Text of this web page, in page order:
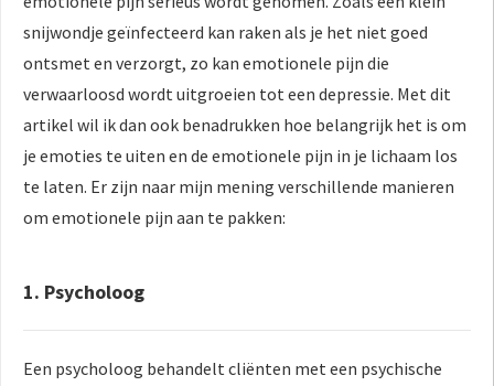
snijwondje geïnfecteerd kan raken als je het niet goed
ontsmet en verzorgt, zo kan emotionele pijn die
verwaarloosd wordt uitgroeien tot een depressie. Met dit
artikel wil ik dan ook benadrukken hoe belangrijk het is om
je emoties te uiten en de emotionele pijn in je lichaam los
te laten. Er zijn naar mijn mening verschillende manieren
om emotionele pijn aan te pakken:
1. Psycholoog
Een psycholoog behandelt cliënten met een psychische